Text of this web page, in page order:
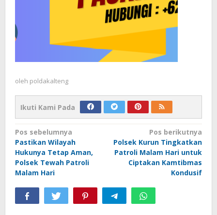
oleh poldakalteng
Ikuti Kami Pada
Navigasi
pos
Pos sebelumnya
Pastikan Wilayah
Hukunya Tetap Aman,
Polsek Tewah Patroli
Malam Hari
Pos berikutnya
Polsek Kurun Tingkatkan
Patroli Malam Hari untuk
Ciptakan Kamtibmas
Kondusif